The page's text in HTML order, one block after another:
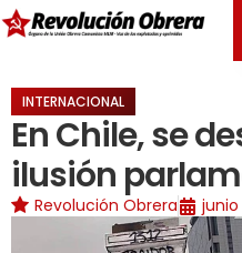
INTERNACIONAL
En Chile, se
ilusión
Revolución Obrera junio